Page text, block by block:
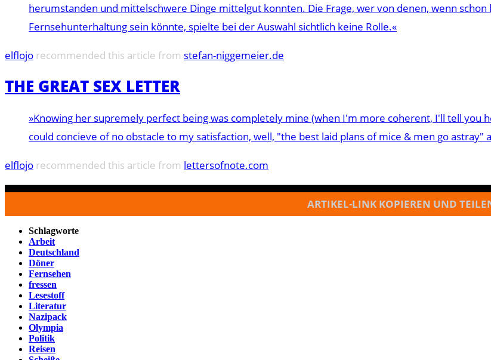
herumstanden und mittelschwere Dinge mittelgut konnten. Die Frage, wer von denen, wenn
Fernsehunterhaltung sein könnte, spielte bei der Auswahl sichtlich keine Rolle.«
elflojo recommended this article from stefan-niggemeier.de
THE GREAT SEX LETTER
»Knowing her supremely perfect being was completely mine (when I'm more coherent, I'll tell you
could concieve of no obstacle to my satisfaction, well, "the best laid plans of mice & men go astray"
elflojo recommended this article from lettersofnote.com
ARTIKEL-LINK KOPIEREN UND
Schlagworte
Arbeit
Deutschland
Döner
Fernsehen
fressen
Lesestoff
Literatur
Nazipack
Olympia
Politik
Reisen